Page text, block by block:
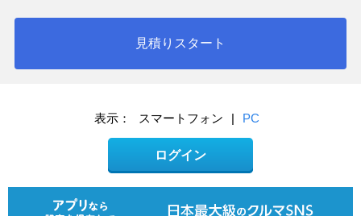
見積りスタート
表示： スマートフォン | PC
ログイン